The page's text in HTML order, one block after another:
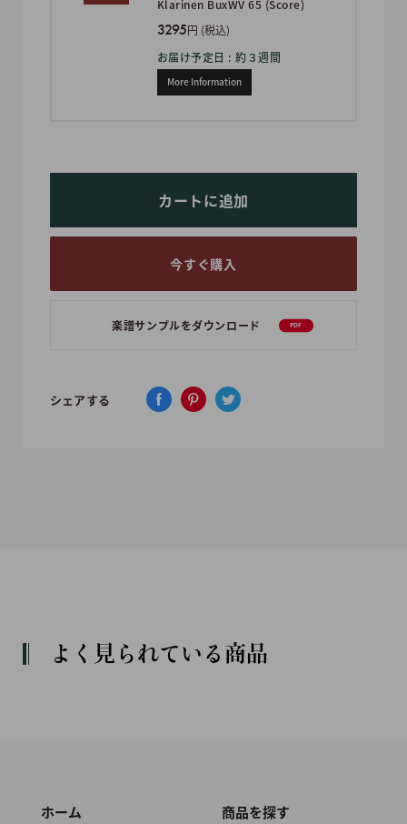
Klarinen BuxWV 65 (Score)
3295円 (税込)
お届け予定日 : 約３週間
More Information
カートに追加
今すぐ購入
楽譜サンプルをダウンロード PDF
シェアする
よく見られている商品
ホーム 商品を探す